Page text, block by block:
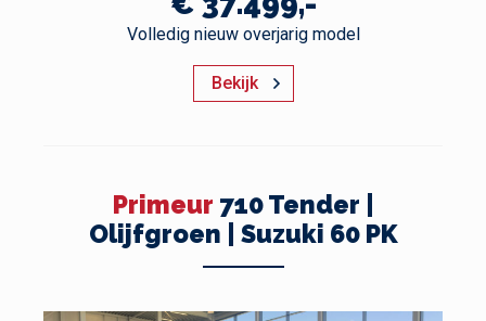
Volledig nieuw overjarig model
Bekijk
Primeur 710 Tender |
Olijfgroen | Suzuki 60 PK